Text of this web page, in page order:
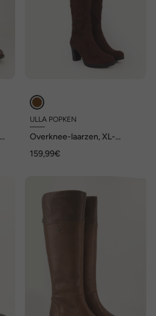
ULLA POPKEN
Overknee-laarzen, XL-
159,99€